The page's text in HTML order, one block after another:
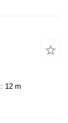
12 m